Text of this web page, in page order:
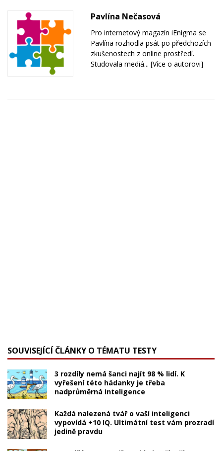
Pavlína Nečasová
Pro internetový magazín iEnigma se
Pavlína rozhodla psát po předchozích
zkušenostech z online prostředí.
Studovala mediá... [Více o autorovi]
SOUVISEJÍCÍ ČLÁNKY O TÉMATU TESTY
3 rozdíly nemá šanci najít 98 % lidí. K
vyřešení této hádanky je třeba
nadprůměrná inteligence
Každá nalezená tvář o vaší inteligenci
vypovídá +10 IQ. Ultimátní test vám prozradí
jedině pravdu